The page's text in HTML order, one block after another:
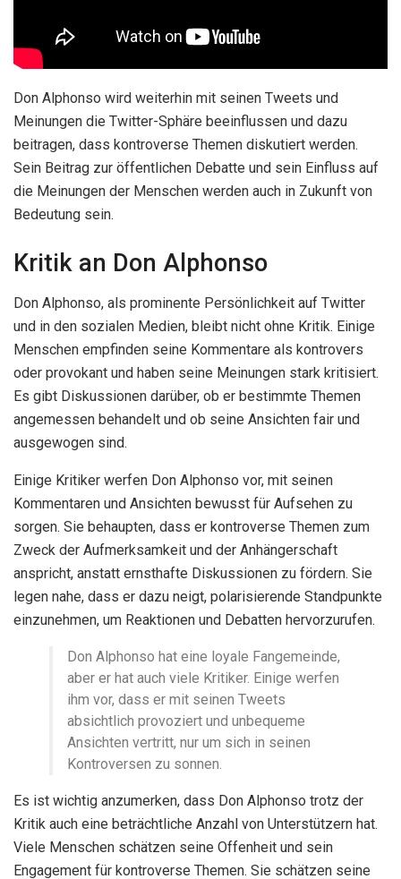
Don Alphonso wird weiterhin mit seinen Tweets und
Meinungen die Twitter-Sphäre beeinflussen und dazu
beitragen, dass kontroverse Themen diskutiert werden.
Sein Beitrag zur öffentlichen Debatte und sein Einfluss auf
die Meinungen der Menschen werden auch in Zukunft von
Bedeutung sein.
Kritik an Don Alphonso
Don Alphonso, als prominente Persönlichkeit auf Twitter
und in den sozialen Medien, bleibt nicht ohne Kritik. Einige
Menschen empfinden seine Kommentare als kontrovers
oder provokant und haben seine Meinungen stark kritisiert.
Es gibt Diskussionen darüber, ob er bestimmte Themen
angemessen behandelt und ob seine Ansichten fair und
ausgewogen sind.
Einige Kritiker werfen Don Alphonso vor, mit seinen
Kommentaren und Ansichten bewusst für Aufsehen zu
sorgen. Sie behaupten, dass er kontroverse Themen zum
Zweck der Aufmerksamkeit und der Anhängerschaft
anspricht, anstatt ernsthafte Diskussionen zu fördern. Sie
legen nahe, dass er dazu neigt, polarisierende Standpunkte
einzunehmen, um Reaktionen und Debatten hervorzurufen.
Don Alphonso hat eine loyale Fangemeinde,
aber er hat auch viele Kritiker. Einige werfen
ihm vor, dass er mit seinen Tweets
absichtlich provoziert und unbequeme
Ansichten vertritt, nur um sich in seinen
Kontroversen zu sonnen.
Es ist wichtig anzumerken, dass Don Alphonso trotz der
Kritik auch eine beträchtliche Anzahl von Unterstützern hat.
Viele Menschen schätzen seine Offenheit und sein
Engagement für kontroverse Themen. Sie schätzen seine